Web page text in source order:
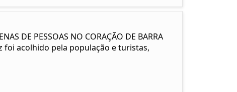
DE PESSOAS NO CORAÇÃO DE BARRA
foi acolhido pela população e turistas,